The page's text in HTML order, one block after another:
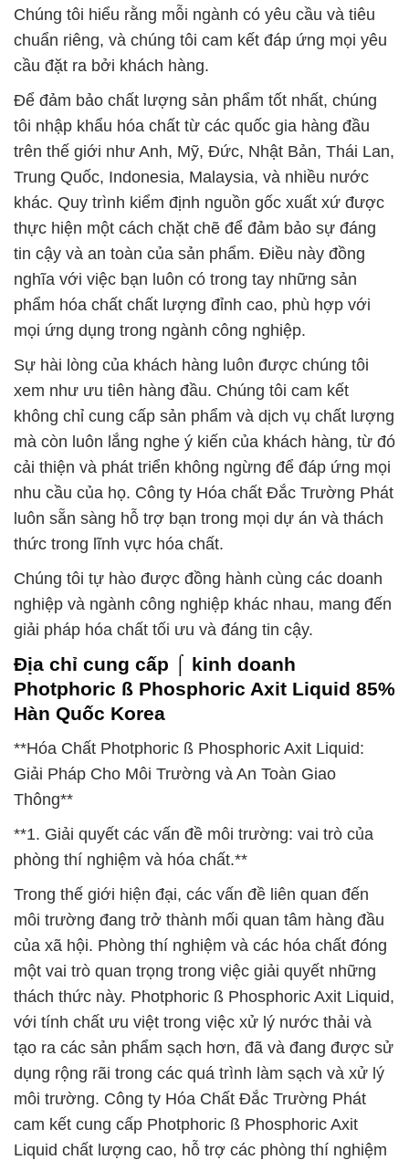
Chúng tôi hiểu rằng mỗi ngành có yêu cầu và tiêu
chuẩn riêng, và chúng tôi cam kết đáp ứng mọi yêu
cầu đặt ra bởi khách hàng.
Để đảm bảo chất lượng sản phẩm tốt nhất, chúng
tôi nhập khẩu hóa chất từ các quốc gia hàng đầu
trên thế giới như Anh, Mỹ, Đức, Nhật Bản, Thái Lan,
Trung Quốc, Indonesia, Malaysia, và nhiều nước
khác. Quy trình kiểm định nguồn gốc xuất xứ được
thực hiện một cách chặt chẽ để đảm bảo sự đáng
tin cậy và an toàn của sản phẩm. Điều này đồng
nghĩa với việc bạn luôn có trong tay những sản
phẩm hóa chất chất lượng đỉnh cao, phù hợp với
mọi ứng dụng trong ngành công nghiệp.
Sự hài lòng của khách hàng luôn được chúng tôi
xem như ưu tiên hàng đầu. Chúng tôi cam kết
không chỉ cung cấp sản phẩm và dịch vụ chất lượng
mà còn luôn lắng nghe ý kiến của khách hàng, từ đó
cải thiện và phát triển không ngừng để đáp ứng mọi
nhu cầu của họ. Công ty Hóa chất Đắc Trường Phát
luôn sẵn sàng hỗ trợ bạn trong mọi dự án và thách
thức trong lĩnh vực hóa chất.
Chúng tôi tự hào được đồng hành cùng các doanh
nghiệp và ngành công nghiệp khác nhau, mang đến
giải pháp hóa chất tối ưu và đáng tin cậy.
Địa chỉ cung cấp ⌠ kinh doanh
Photphoric ß Phosphoric Axit Liquid 85%
Hàn Quốc Korea
**Hóa Chất Photphoric ß Phosphoric Axit Liquid:
Giải Pháp Cho Môi Trường và An Toàn Giao
Thông**
**1. Giải quyết các vấn đề môi trường: vai trò của
phòng thí nghiệm và hóa chất.**
Trong thế giới hiện đại, các vấn đề liên quan đến
môi trường đang trở thành mối quan tâm hàng đầu
của xã hội. Phòng thí nghiệm và các hóa chất đóng
một vai trò quan trọng trong việc giải quyết những
thách thức này. Photphoric ß Phosphoric Axit Liquid,
với tính chất ưu việt trong việc xử lý nước thải và
tạo ra các sản phẩm sạch hơn, đã và đang được sử
dụng rộng rãi trong các quá trình làm sạch và xử lý
môi trường. Công ty Hóa Chất Đắc Trường Phát
cam kết cung cấp Photphoric ß Phosphoric Axit
Liquid chất lượng cao, hỗ trợ các phòng thí nghiệm